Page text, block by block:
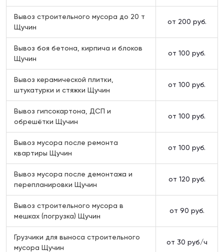
Вывоз строительного мусора до 20 т
Щучин
от 200 руб.
Вывоз боя бетона, кирпича и блоков
Щучин
от 100 руб.
Вывоз керамической плитки,
штукатурки и стяжки Щучин
от 100 руб.
Вывоз гипсокартона, ДСП и
обрешётки Щучин
от 100 руб.
Вывоз мусора после ремонта
квартиры Щучин
от 100 руб.
Вывоз мусора после демонтажа и
перепланировки Щучин
от 120 руб.
Вывоз строительного мусора в
мешках (погрузка) Щучин
от 90 руб.
Грузчики для выноса строительного
мусора Щучин
от 30 руб/ч